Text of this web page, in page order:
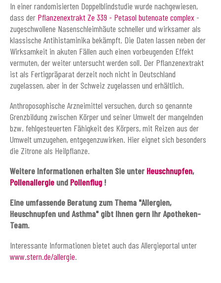
In einer randomisierten Doppelblindstudie wurde nachgewiesen,
dass der Pflanzenextrakt Ze 339 - Petasol butenoate complex -
zugeschwollene Nasenschleimhäute schneller und wirksamer als
klassische Antihistaminika bekämpft. Die Daten lassen neben der
Wirksamkeit in akuten Fällen auch einen vorbeugenden Effekt
vermuten, der weiter untersucht werden soll. Der Pflanzenextrakt
ist als Fertigpräparat derzeit noch nicht in Deutschland
zugelassen, aber in der Schweiz zugelassen und erhältlich.
Anthroposophische Arzneimittel versuchen, durch so genannte
Grenzbildung zwischen Körper und seiner Umwelt der mangelnden
bzw. fehlgesteuerten Fähigkeit des Körpers, mit Reizen aus der
Umwelt umzugehen, entgegenzuwirken. Hier eignet sich besonders
die Zitrone als Heilpflanze.
Weitere Informationen erhalten Sie unter Heuschnupfen,
Pollenallergie und Pollenflug !
Eine umfassende Beratung zum Thema "Allergien,
Heuschnupfen und Asthma" gibt Ihnen gern Ihr Apotheken-
Team.
Interessante Informationen bietet auch das Allergieportal unter
www.stern.de/allergie.